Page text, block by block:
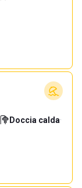
Doccia calda·